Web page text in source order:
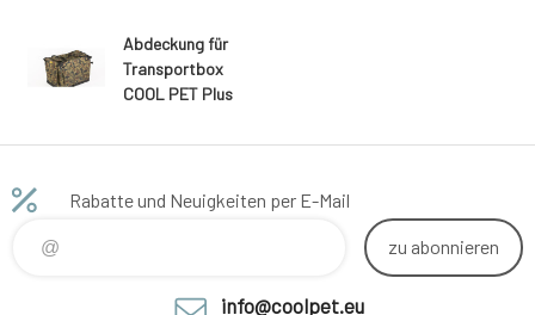
Abdeckung für
Transportbox
COOL PET Plus
Rabatte und Neuigkeiten per E-Mail
zu abonnieren
info@coolpet.eu